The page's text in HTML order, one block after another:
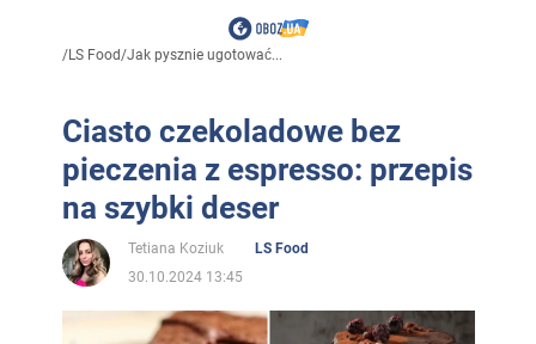
/LS Food/Jak pysznie ugotować...
Ciasto czekoladowe bez
pieczenia z espresso: przepis
na szybki deser
Tetiana Koziuk
LS Food
30.10.2024 13:45